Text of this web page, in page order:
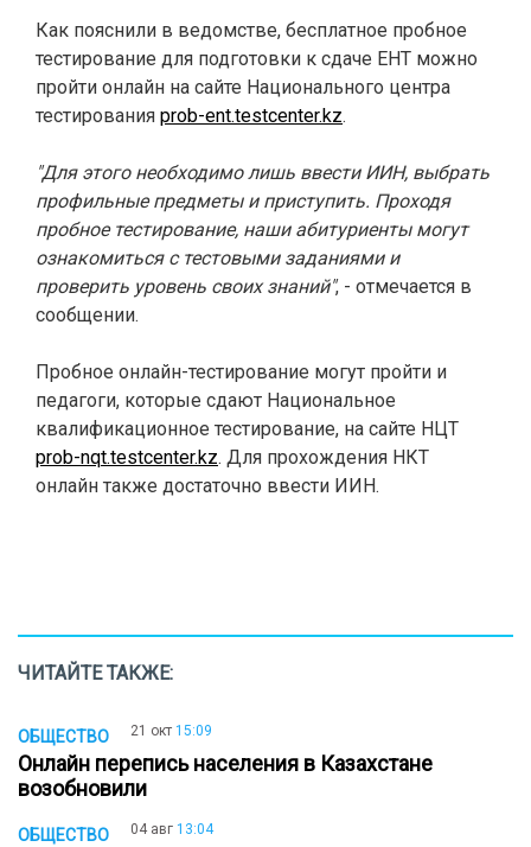
Как пояснили в ведомстве, бесплатное пробное
тестирование для подготовки к сдаче ЕНТ можно
пройти онлайн на сайте Национального центра
тестирования prob-ent.testcenter.kz.
"Для этого необходимо лишь ввести ИИН, выбрать
профильные предметы и приступить. Проходя
пробное тестирование, наши абитуриенты могут
ознакомиться с тестовыми заданиями и
проверить уровень своих знаний", - отмечается в
сообщении.
Пробное онлайн-тестирование могут пройти и
педагоги, которые сдают Национальное
квалификационное тестирование, на сайте НЦТ
prob-nqt.testcenter.kz. Для прохождения НКТ
онлайн также достаточно ввести ИИН.
ЧИТАЙТЕ ТАКЖЕ:
ОБЩЕСТВО 21 окт 15:09
Онлайн перепись населения в Казахстане
возобновили
ОБЩЕСТВО 04 авг 13:04